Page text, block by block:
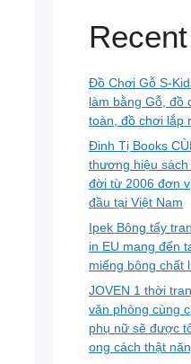
Đồ Chơi Gỗ S-
làm bằng Gỗ, đồ
toàn, đồ chơi lắp
Đinh Tị Books
thương hiệu
đời từ 2006 đơn
đầu tại Việt Nam
Ipek Bông tẩy
in EU mang đến
miếng bông chất
JOVEN 1 thời
văn phòng cùng
phụ nữ sẽ được
ong cách thật